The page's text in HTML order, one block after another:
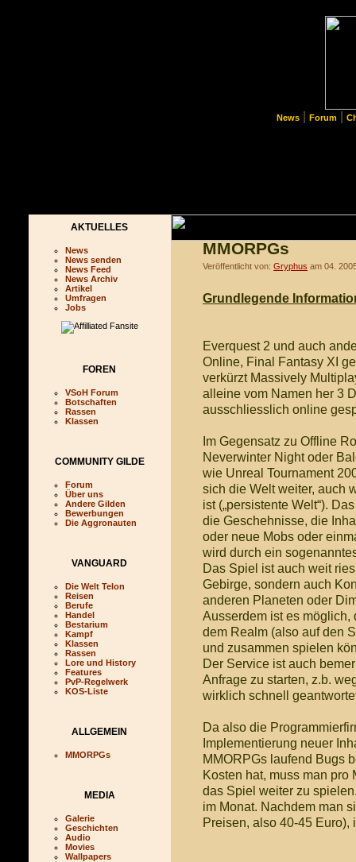
News Forum
AKTUELLES
News
News senden
News Feed
News Archiv
Artikel
Umfragen
Jobs
FOREN
VSoH Forum
Botschaften
Rassen
Klassen
COMMUNITY GILDE
Forum
Über uns
Andere Gilden
Bewerbungen
Die Aggronauten
VANGUARD
Die Welt Telon
Reisen
Berufe
Handel
Bestarium
Kampf
Klassen
Rassen
Lore und History
Features
PvP-Regelwerk
KOS-Liste
ALLGEMEIN
MMORPGs
MEDIA
Galerie
Geschichten
Audio
Movies
Wallpapers
MMORPGs
Veröffentlicht von: Gryphus am 04.
Grundlegende
Everquest 2 und auch
Online, Final Fantasy XI
verkürzt Massively
alleine vom Namen her 3
ausschliesslich online
Im Gegensatz zu Offline
Neverwinter Night oder
wie Unreal Tournament
sich die Welt weiter, auch
ist („persistente Welt“).
die Geschehnisse, die
oder neue Mobs oder
wird durch ein
Das Spiel ist auch weit
Gebirge, sondern auch
anderen Planeten oder
Ausserdem ist es
dem Realm (also auf den
und zusammen spielen
Der Service ist auch
Anfrage zu starten, z.b.
wirklich schnell
Da also die
Implementierung neuer
MMORPGs laufend Bugs
Kosten hat, muss man
das Spiel weiter zu
im Monat. Nachdem man
Preisen, also 40-45 Euro),